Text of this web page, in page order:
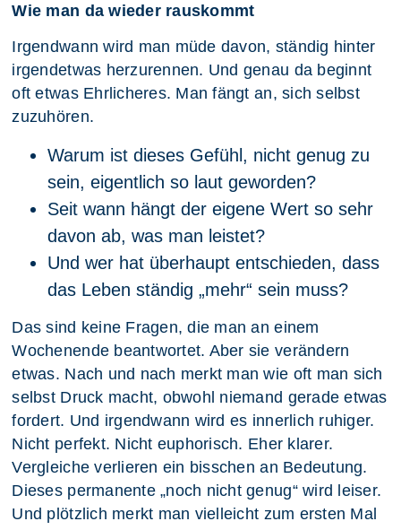
Wie man da wieder rauskommt
Irgendwann wird man müde davon, ständig hinter
irgendetwas herzurennen. Und genau da beginnt
oft etwas Ehrlicheres. Man fängt an, sich selbst
zuzuhören.
Warum ist dieses Gefühl, nicht genug zu
sein, eigentlich so laut geworden?
Seit wann hängt der eigene Wert so sehr
davon ab, was man leistet?
Und wer hat überhaupt entschieden, dass
das Leben ständig „mehr“ sein muss?
Das sind keine Fragen, die man an einem
Wochenende beantwortet. Aber sie verändern
etwas. Nach und nach merkt man wie oft man sich
selbst Druck macht, obwohl niemand gerade etwas
fordert. Und irgendwann wird es innerlich ruhiger.
Nicht perfekt. Nicht euphorisch. Eher klarer.
Vergleiche verlieren ein bisschen an Bedeutung.
Dieses permanente „noch nicht genug“ wird leiser.
Und plötzlich merkt man vielleicht zum ersten Mal